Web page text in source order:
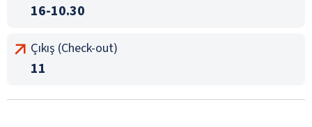
16-10.30
Çıkış (Check-out)
11